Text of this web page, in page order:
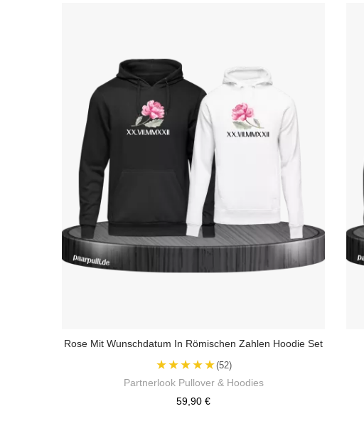
Rose Mit Wunschdatum In Römischen Zahlen Hoodie Set
★★★★★(52)
Partnerlook Pullover & Hoodies
59,90 €